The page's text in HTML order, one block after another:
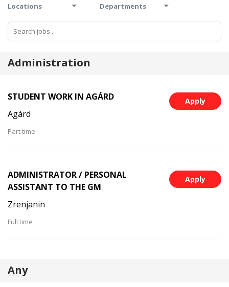
Locations Departments
Administration
Apply
STUDENT WORK IN AGÁRD
Agárd
Part time
Apply
ADMINISTRATOR / PERSONAL
ASSISTANT TO THE GM
Zrenjanin
Full time
Any